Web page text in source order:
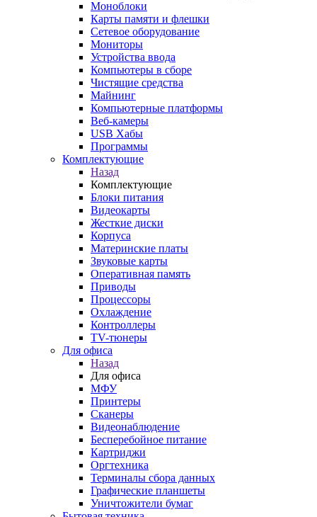
Моноблоки
Карты памяти и флешки
Сетевое оборудование
Мониторы
Устройства ввода
Компьютеры в сборе
Чистящие средства
Майнинг
Компьютерные платформы
Веб-камеры
USB Хабы
Программы
Комплектующие
Назад
Комплектующие
Блоки питания
Видеокарты
Жесткие диски
Корпуса
Материнские платы
Звуковые карты
Оперативная память
Приводы
Процессоры
Охлаждение
Контроллеры
TV-тюнеры
Для офиса
Назад
Для офиса
МФУ
Принтеры
Сканеры
Видеонаблюдение
Бесперебойное питание
Картриджи
Оргтехника
Терминалы сбора данных
Графические планшеты
Уничтожители бумаг